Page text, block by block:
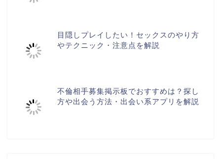
目隠しプレイしたい！セックスのやり方
やテクニック・注意点を解説
不倫相手募集掲示板でおすすめは？探し
方や出会う方法・出会い系アプリを解説